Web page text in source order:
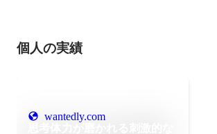
個人の実績
wantedly.com